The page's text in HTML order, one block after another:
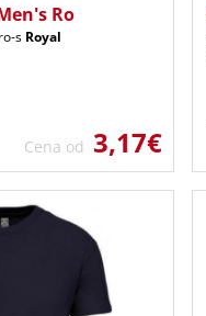
Ro
s Royal
Cena od 3,17€